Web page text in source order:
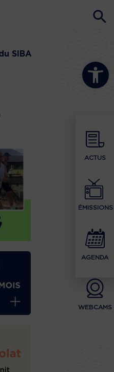
Ouvrir la
ACTUS
ÉMISSIONS
AGENDA
WEBCAMS
SIBA